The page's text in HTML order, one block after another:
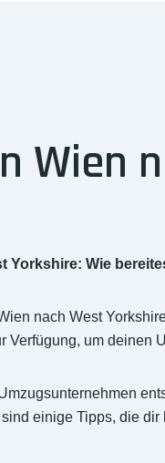
Wien
Yorkshire: Wie
nach West
Verfügung, um deinen
einige Tipps, die